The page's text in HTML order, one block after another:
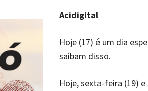
Acidigital
Hoje (17) é um dia
saibam disso.
Hoje, sexta-feira (19)